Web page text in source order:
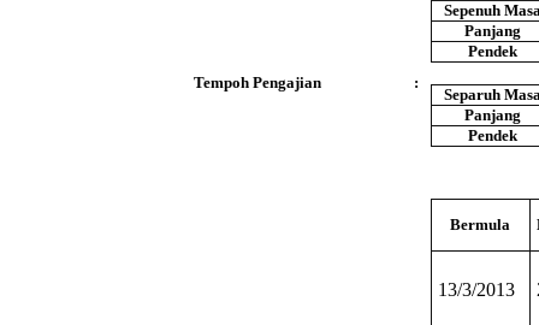
Tempoh Pengajian :
Sepenuh
Panjang
Pendek
Separuh
Panjang
Pendek
Bermula
13/3/2013